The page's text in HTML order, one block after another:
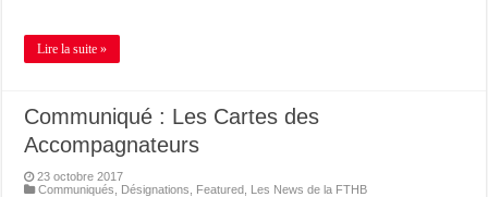
Lire la suite »
Communiqué : Les Cartes des
Accompagnateurs
23 octobre 2017
Communiqués
Désignations Featured Les News de la FTHB